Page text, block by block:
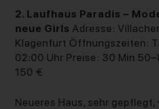
2. Laufhaus Paradis –
neue Girls Adresse:
Klagenfurt Öffnungszeiten:
02:00 Uhr Preise: 30 Min
150 €
Neueres Haus, sehr gepflegt,